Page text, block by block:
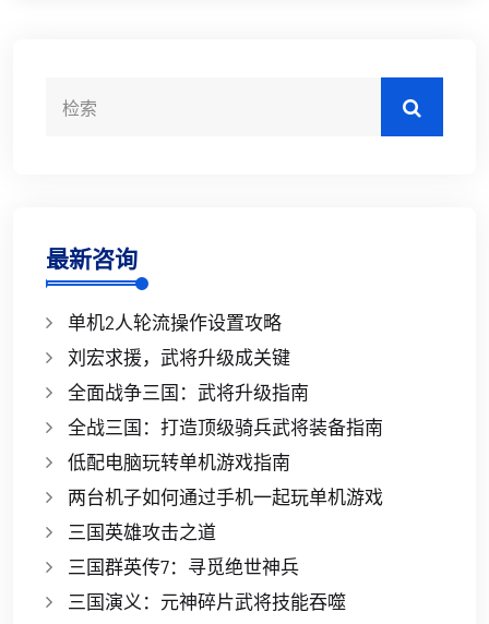
最新咨询
单机2人轮流操作设置攻略
刘宏求援，武将升级成关键
全面战争三国：武将升级指南
全战三国：打造顶级骑兵武将装备指南
低配电脑玩转单机游戏指南
两台机子如何通过手机一起玩单机游戏
三国英雄攻击之道
三国群英传7：寻觅绝世神兵
三国演义：元神碎片武将技能吞噬